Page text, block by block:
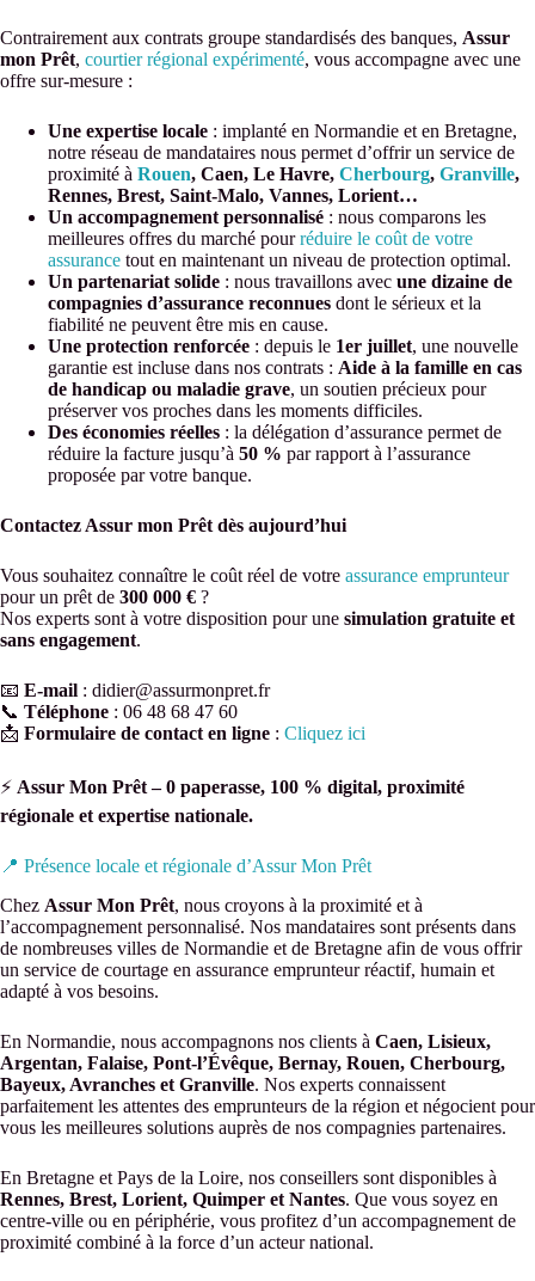
Contrairement aux contrats groupe standardisés des banques, Assur
mon Prêt, courtier régional expérimenté, vous accompagne avec une
offre sur-mesure :
Une expertise locale : implanté en Normandie et en Bretagne,
notre réseau de mandataires nous permet d’offrir un service de
proximité à Rouen, Caen, Le Havre, Cherbourg, Granville,
Rennes, Brest, Saint-Malo, Vannes, Lorient…
Un accompagnement personnalisé : nous comparons les
meilleures offres du marché pourréduire le coût de votre
assurance tout en maintenant un niveau de protection optimal.
Un partenariat solide : nous travaillons avec une dizaine de
compagnies d’assurance reconnues dont le sérieux et la
fiabilité ne peuvent être mis en cause.
Une protection renforcée : depuis le 1er juillet, une nouvelle
garantie est incluse dans nos contrats : Aide à la famille en cas
de handicap ou maladie grave, un soutien précieux pour
préserver vos proches dans les moments difficiles.
Des économies réelles : la délégation d’assurance permet de
réduire la facture jusqu’à 50 % par rapport à l’assurance
proposée par votre banque.
Contactez Assur mon Prêt dès aujourd’hui
Vous souhaitez connaître le coût réel de votre assurance emprunteur
pour un prêt de 300 000 € ?
Nos experts sont à votre disposition pour une simulation gratuite et
sans engagement.
📧 E-mail : didier@assurmonpret.fr
📞 Téléphone : 06 48 68 47 60
📩 Formulaire de contact en ligne : Cliquez ici
⚡ Assur Mon Prêt – 0 paperasse, 100 % digital, proximité
régionale et expertise nationale.
📍 Présence locale et régionale d’Assur Mon Prêt
Chez Assur Mon Prêt, nous croyons à la proximité et à
l’accompagnement personnalisé. Nos mandataires sont présents dans
de nombreuses villes de Normandie et de Bretagne afin de vous offrir
un service de courtage en assurance emprunteur réactif, humain et
adapté à vos besoins.
En Normandie, nous accompagnons nos clients à Caen, Lisieux,
Argentan, Falaise, Pont-l’Évêque, Bernay, Rouen, Cherbourg,
Bayeux, Avranches et Granville. Nos experts connaissent
parfaitement les attentes des emprunteurs de la région et négocient pour
vous les meilleures solutions auprès de nos compagnies partenaires.
En Bretagne et Pays de la Loire, nos conseillers sont disponibles à
Rennes, Brest, Lorient, Quimper et Nantes. Que vous soyez en
centre-ville ou en périphérie, vous profitez d’un accompagnement de
proximité combiné à la force d’un acteur national.